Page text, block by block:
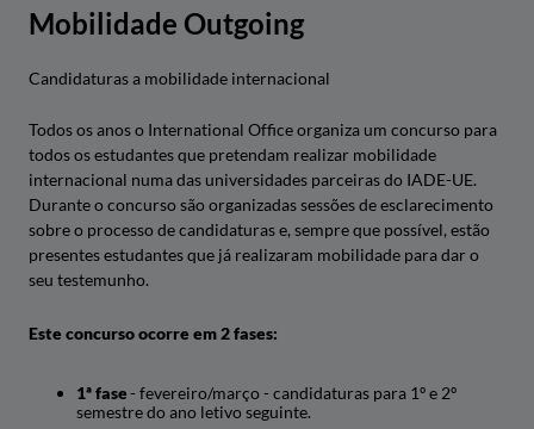
Mobilidade Outgoing
Candidaturas a mobilidade internacional
Todos os anos o International Office organiza um concurso para
todos os estudantes que pretendam realizar mobilidade
internacional numa das universidades parceiras do IADE-UE.
Durante o concurso são organizadas sessões de esclarecimento
sobre o processo de candidaturas e, sempre que possível, estão
presentes estudantes que já realizaram mobilidade para dar o
seu testemunho.
Este concurso ocorre em 2 fases:
1ª fase- fevereiro/março - candidaturas para 1º e 2º
semestre do ano letivo seguinte.